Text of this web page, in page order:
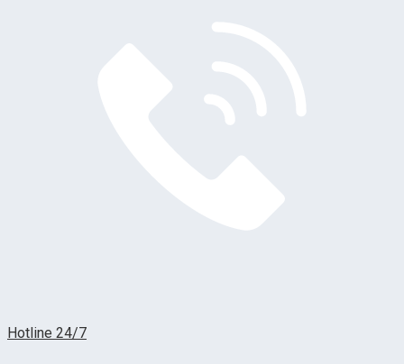
Hotline 24/7